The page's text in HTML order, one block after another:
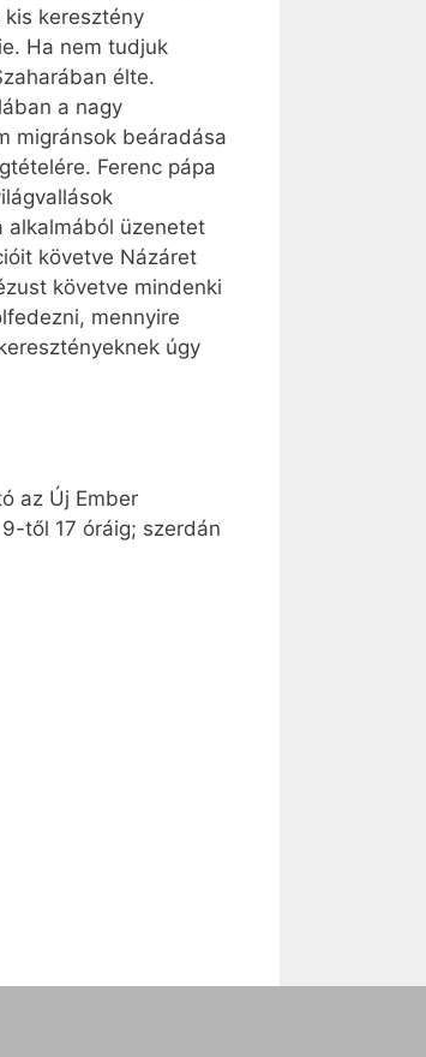
keresztény
Ha nem tudjuk
élte.
a nagy
migránsok beáradása
Ferenc pápa
alkalmából üzenetet
követve Názáret
követve mindenki
mennyire
úgy
az Új Ember
től 17 óráig; szerdán